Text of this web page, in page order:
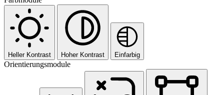
Heller Kontrast Hoher Kontrast Einfarbig
Orientierungsmodule